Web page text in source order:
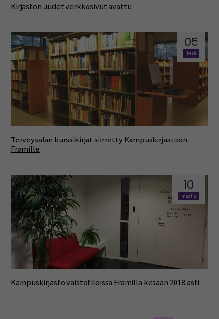
Kirjaston uudet verkkosivut avattu
05
kesä
Terveysalan kurssikirjat siirretty Kampuskirjastoon
Framille
10
maalis
Kampuskirjasto väistötiloissa Framilla kesään 2018 asti